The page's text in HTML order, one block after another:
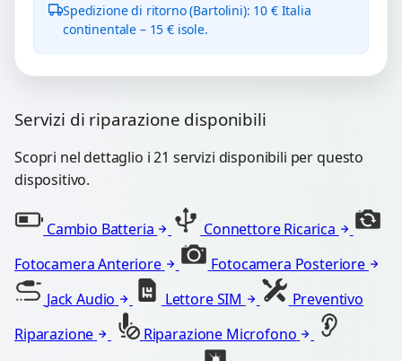
Spedizione di ritorno (Bartolini): 10 € Italia
continentale – 15 € isole.
Servizi di riparazione disponibili
Scopri nel dettaglio i 21 servizi disponibili per questo
dispositivo.
Cambio Batteria
Connettore Ricarica
Fotocamera Anteriore
Fotocamera Posteriore
Jack Audio
Lettore SIM
Preventivo
Riparazione
Riparazione Microfono